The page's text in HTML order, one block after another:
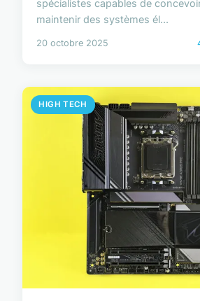
spécialistes capables de
maintenir des systèmes él...
20 octobre 2025
HIGH TECH